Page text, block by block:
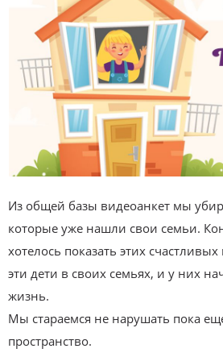
Из общей базы видеоанкет мы
которые уже нашли свои семьи.
хотелось показать этих
эти дети в своих семьях, и у них
жизнь.
Мы стараемся не нарушать пока
пространство.